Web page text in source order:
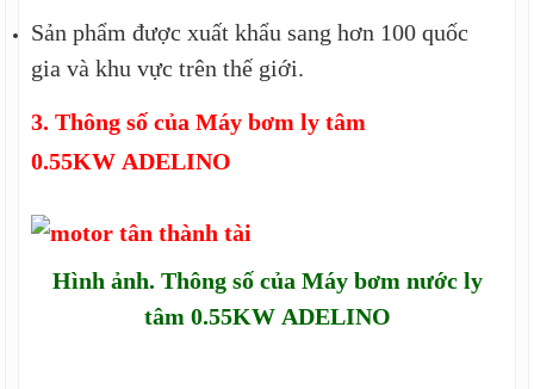
Sản phẩm được xuất khẩu sang hơn 100 quốc
gia và khu vực trên thế giới.
3. Thông số củaMáy bơm ly tâm
0.55KW ADELINO
Hình ảnh. Thông số của Máy bơm nước ly
tâm 0.55KWADELINO